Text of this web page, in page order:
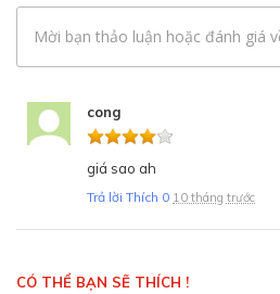
Mời bạn thảo luận hoặc đánh giá
cong
giá sao ah
Trả lời Thích 0 10 tháng trước
CÓ THỂ BẠN SẼ THÍCH !